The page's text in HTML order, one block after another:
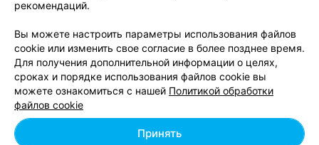
ЭФФЕКТИВНАЯ РЕКЛАМА НА САЙТЕ
ЮВЕЛИРНЫЙ САЛОН
Золотая мечта
Речица, ул. Григория Ширмы, 30 до 21:00
рекомендаций.
Вы можете настроить параметры использования файлов
cookie или изменить свое согласие в более позднее время.
Для получения дополнительной информации о целях,
сроках и порядке использования файлов cookie вы
можете ознакомиться с нашей Политикой обработки
файлов cookie
Принять